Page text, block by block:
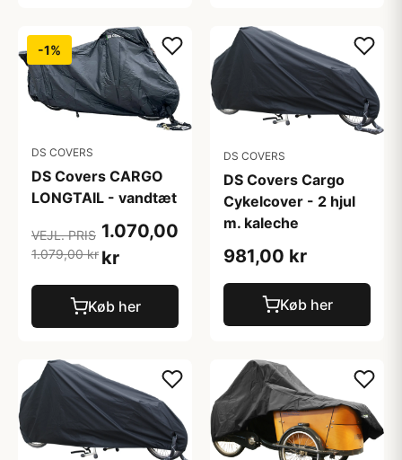
-1%
DS COVERS
DS Covers CARGO
LONGTAIL - vandtæt
VEJL. PRIS
1.079,00 kr
1.070,00
kr
Køb her
DS COVERS
DS Covers Cargo
Cykelcover - 2 hjul
m. kaleche
981,00 kr
Køb her